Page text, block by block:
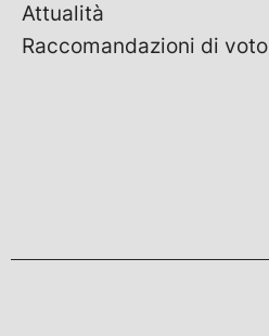
Attualità
Raccomandazioni di voto